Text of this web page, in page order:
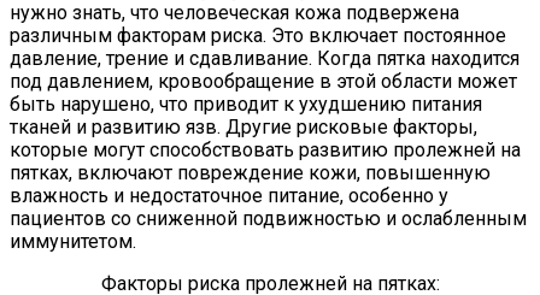
нужно знать, что человеческая кожа подвержена
различным факторам риска. Это включает постоянное
давление, трение и сдавливание. Когда пятка находится
под давлением, кровообращение в этой области может
быть нарушено, что приводит к ухудшению питания
тканей и развитию язв. Другие рисковые факторы,
которые могут способствовать развитию пролежней на
пятках, включают повреждение кожи, повышенную
влажность и недостаточное питание, особенно у
пациентов со сниженной подвижностью и ослабленным
иммунитетом.
Факторы риска пролежней на пятках: